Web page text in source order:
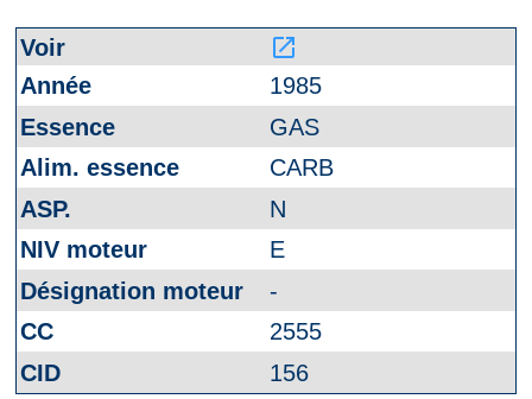
launch
1985
GAS
CARB
N
E
-
2555
156